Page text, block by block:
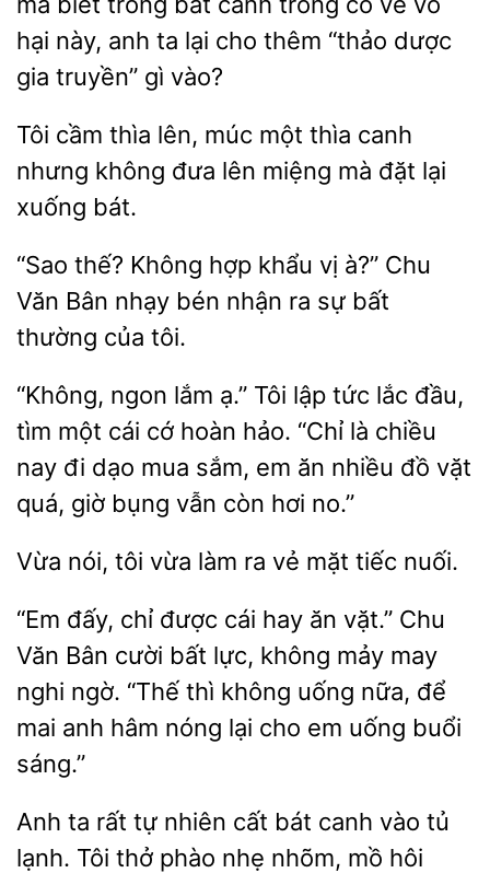
hại này,
ta lại cho thêm “thảo dược
gia truyền”
vào?
Tôi cầm thìa
múc một thìa canh
nhưng
đưa lên miệng mà đặt lại
bát.
thế? Không hợp khẩu vị à?” Chu
Văn Bân nhạy bén nhận
sự bất
thường
tôi.
“Không, ngon lắm
Tôi lập tức lắc đầu,
tìm một cái
hoàn hảo. “Chỉ là chiều
nay đi dạo mua
em ăn nhiều đồ vặt
quá, giờ bụng vẫn còn hơi no.”
Vừa nói, tôi vừa làm vẻ nuối.
“Em đấy, chỉ được cái hay ăn vặt.” Chu
Bân cười bất lực, không mảy may
nghi ngờ. “Thế thì không
nữa, để
mai anh hâm nóng lại cho
uống buổi
sáng.”
ta rất tự nhiên cất bát canh vào tủ
lạnh. Tôi thở phào nhẹ nhõm, mồ